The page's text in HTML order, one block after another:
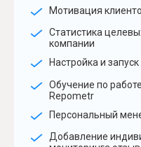
Мотивация
Статистика
компании
Настройка и
Обучение по
Repometr
Персональный
Добавление